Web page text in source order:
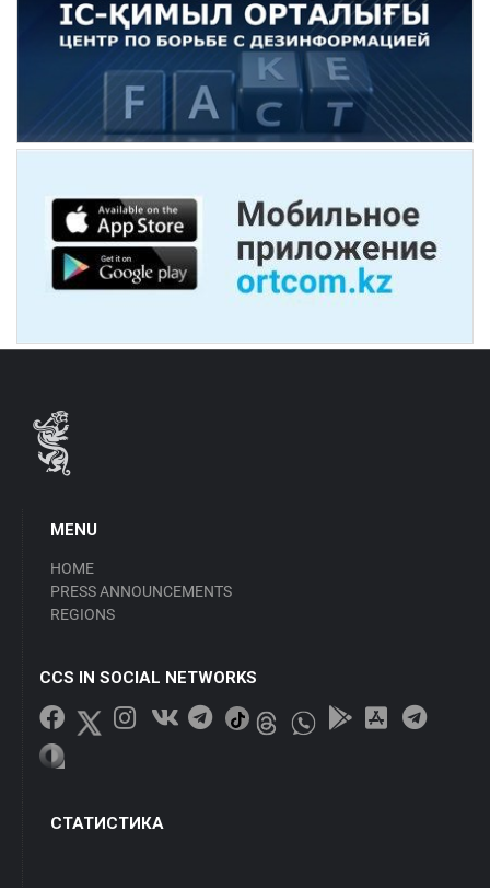
MENU
HOME
PRESS ANNOUNCEMENTS
REGIONS
CCS IN SOCIAL NETWORKS
СТАТИСТИКА